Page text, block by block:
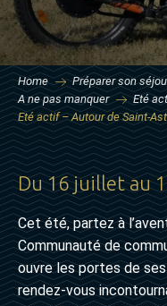
Home Préparer son
A ne pas manquer
Eté
Eté actif – Autour de Saint-
Du 16 juillet au
Cet été, partez à
Communauté de
ouvre les portes de
rendez-vous